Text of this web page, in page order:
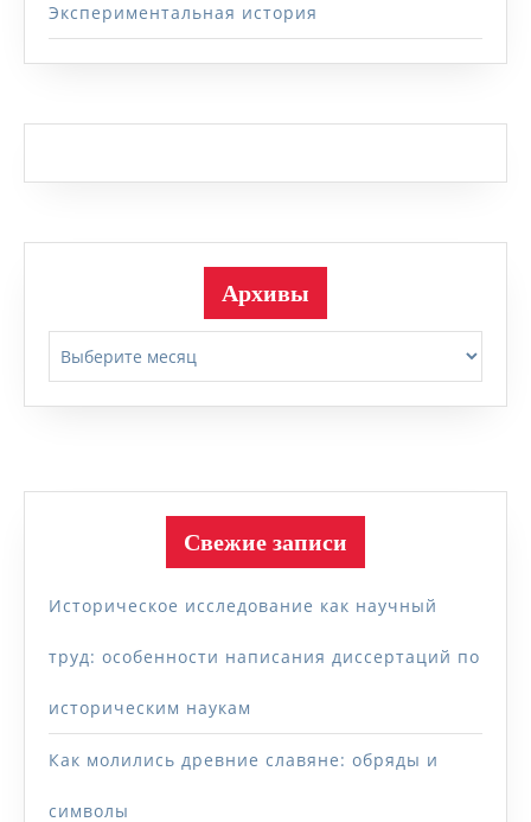
Экспериментальная история
Архивы
Свежие записи
Историческое исследование как научный
труд: особенности написания диссертаций по
историческим наукам
Как молились древние славяне: обряды и
символы